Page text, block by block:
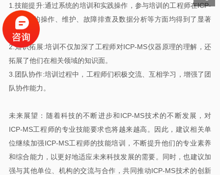
1.技能提升:通过系统的培训和实践操作，参与培训的工程师在ICP-
MS仪器的操作、维护、故障排查及数据分析等方面均得到了显著
提升。
2.知识拓展:培训不仅加深了工程师对ICP-MS仪器原理的理解，还
拓展了他们在相关领域的知识面。
3.团队协作:培训过程中，工程师们积极交流、互相学习，增强了团
队协作能力。
未来展望：随着科技的不断进步和ICP-MS技术的不断发展，对
ICP-MS工程师的专业技能要求也将越来越高。因此，建议相关单
位继续加强ICP-MS工程师的技能培训，不断提升他们的专业素养
和综合能力，以更好地适应未来科技发展的需要。同时，也建议加
强与其他单位、机构的交流与合作，共同推动ICP-MS技术的创新